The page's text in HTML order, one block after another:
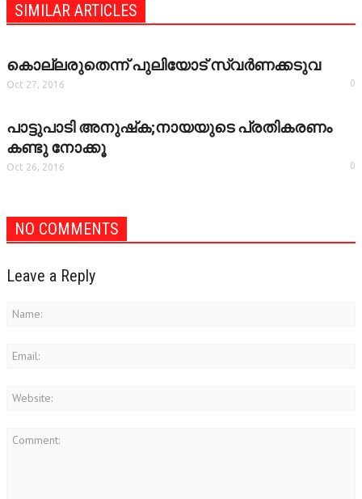
SIMILAR ARTICLES
കൊല്ലരുതെന്ന് പുലിയോട് സ്വര്‍ണക്കടുവ
Oct 27, 2016 0
പാട്ടുപാടി അനുഷ്‌ക;നായയുടെ പ്രതികരണം
കണ്ടു നോക്കൂ
Oct 26, 2016 0
NO COMMENTS
Leave a Reply